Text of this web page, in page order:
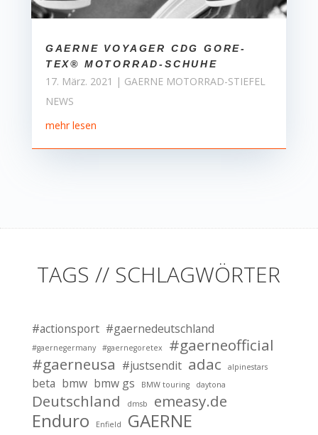
GAERNE VOYAGER CDG GORE-
TEX® MOTORRAD-SCHUHE
17. März. 2021 | GAERNE MOTORRAD-STIEFEL
NEWS
mehr lesen
TAGS // SCHLAGWÖRTER
#actionsport #gaernedeutschland
#gaernegermany #gaernegoretex
#gaerneofficial
#gaerneusa #justsendit adac alpinestars
beta bmw bmw gs BMW touring daytona
Deutschland dmsb emeasy.de
Enduro Enfield
GAERNE